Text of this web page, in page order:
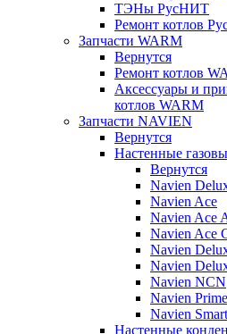
ТЭНы РусНИТ
Ремонт котлов
Запчасти WARM
Вернутся
Ремонт котлов
Аксессуары и
котлов WARM
Запчасти NAVIEN
Вернутся
Настенные
Вернутся
Navien
Navien Ace
Navien Ace
Navien Ace
Navien
Navien
Navien NCN
Navien Prime
Navien
Настенные